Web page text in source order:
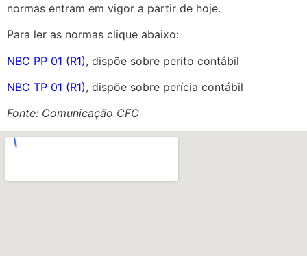
normas entram em vigor a partir de hoje.
Para ler as normas clique abaixo:
NBC PP 01 (R1), dispõe sobre perito contábil
NBC TP 01 (R1), dispõe sobre perícia contábil
Fonte: Comunicação CFC